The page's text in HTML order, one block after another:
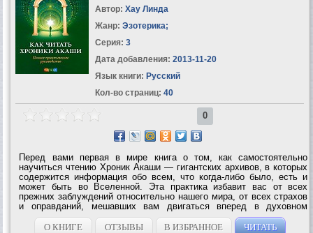
Автор: Хау Линда
Жанр: Эзотерика;
Серия: 3
Дата добавления: 2013-11-20
Язык книги: Русский
Кол-во страниц: 40
0
Перед вами первая в мире книга о том, как самостоятельно
научиться чтению Хроник Акаши — гигантских архивов, в которых
содержится информация обо всем, что когда-либо было, есть и
может быть во Вселенной. Эта практика избавит вас от всех
прежних заблуждений относительно нашего мира, от всех страхов
и оправданий, мешавших вам двигаться вперед в духовном
развитии. Поскольку Хроники Акаши — это не физическое место,
а один из уровней...
О КНИГЕ ОТЗЫВЫ В ИЗБРАННОЕ ЧИТАТЬ